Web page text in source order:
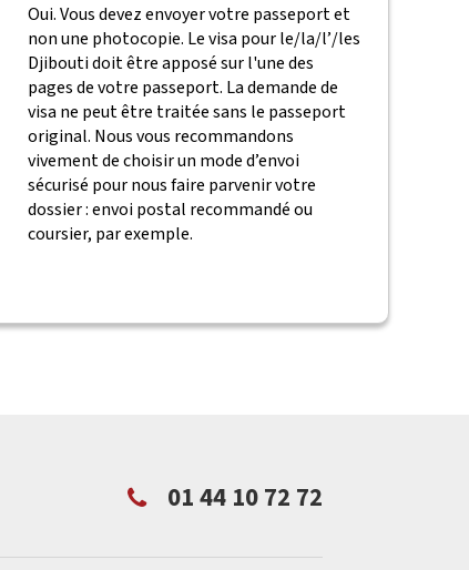
Oui. Vous devez envoyer votre passeport et
non une photocopie. Le visa pour le/la/l’/les
Djibouti doit être apposé sur l'une des
pages de votre passeport. La demande de
visa ne peut être traitée sans le passeport
original. Nous vous recommandons
vivement de choisir un mode d’envoi
sécurisé pour nous faire parvenir votre
dossier : envoi postal recommandé ou
coursier, par exemple.
01 44 10 72 72